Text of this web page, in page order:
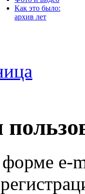
Как это было:
архив лет
e-